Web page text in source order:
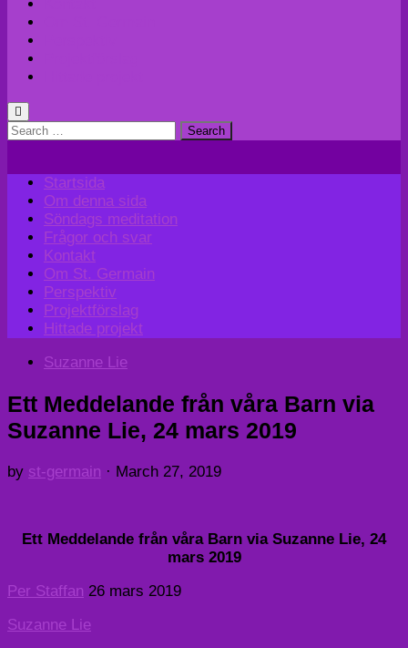
Search
Startsida
Om denna sida
Söndags meditation
Frågor och svar
Kontakt
Om St. Germain
Perspektiv
Projektförslag
Hittade projekt
Suzanne Lie
Ett Meddelande från våra Barn via
Suzanne Lie, 24 mars 2019
by st-germain · March 27, 2019
Ett Meddelande från våra Barn via Suzanne Lie, 24
mars 2019
Per Staffan 26 mars 2019
Suzanne Lie